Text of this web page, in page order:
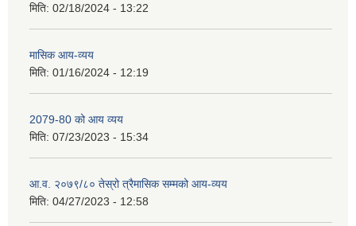
मिति: 02/18/2024 - 13:22
मासिक आय-व्यय
मिति: 01/16/2024 - 12:19
2079-80 को आय व्यय
मिति: 07/23/2023 - 15:34
आ.व. २०७९/८० तेस्रो त्रैमासिक सम्मको आय-व्यय
मिति: 04/27/2023 - 12:58